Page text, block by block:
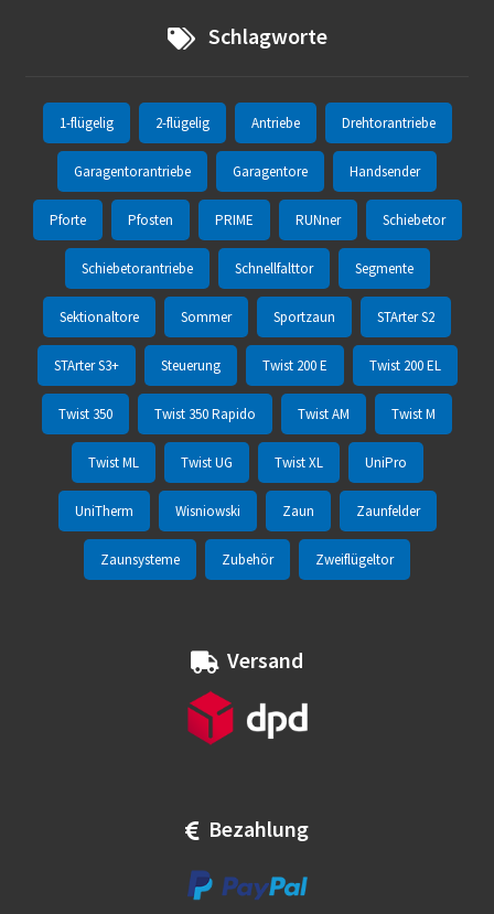
Schlagworte
1-flügelig 2-flügelig Antriebe Drehtorantriebe
Garagentorantriebe Garagentore Handsender
Pforte Pfosten PRIME RUNner Schiebetor
Schiebetorantriebe Schnellfalttor Segmente
Sektionaltore Sommer Sportzaun STArter S2
STArter S3+ Steuerung Twist 200 E Twist 200 EL
Twist 350 Twist 350 Rapido Twist AM Twist M
Twist ML Twist UG Twist XL UniPro
UniTherm Wisniowski Zaun Zaunfelder
Zaunsysteme Zubehör Zweiflügeltor
Versand
Bezahlung